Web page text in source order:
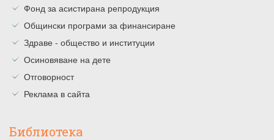
Фонд за асистирана репродукция
Общински програми за финансиране
Здраве - общество и институции
Осиновяване на дете
Отговорност
Реклама в сайта
Библиотека